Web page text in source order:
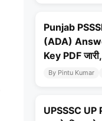
Punjab
(ADA)
Key PDF
By Pintu Kumar
UPSSSC